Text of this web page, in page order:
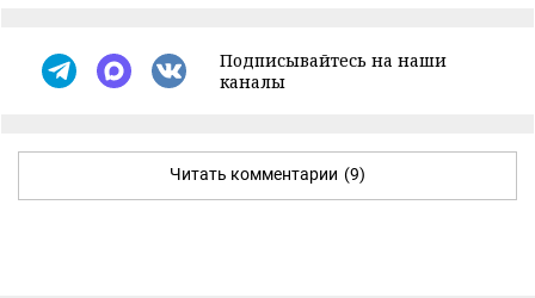
Подписывайтесь на наши
каналы
Читать комментарии (9)